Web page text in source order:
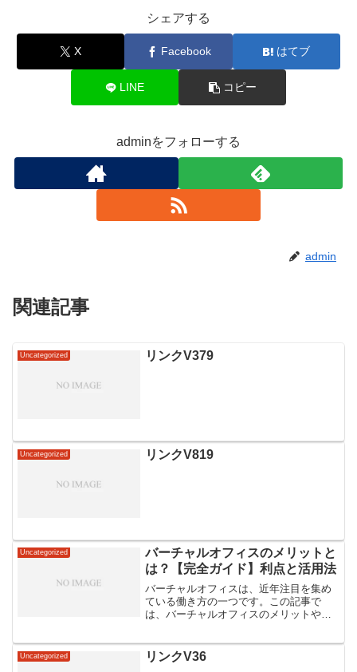
シェアする
X Facebook はてブ
LINE コピー
adminをフォローする
admin
関連記事
Uncategorized リンクV379
Uncategorized リンクV819
Uncategorized
バーチャルオフィスのメリットと
は？【完全ガイド】利点と活用法
バーチャルオフィスは、近年注目を集め
ている働き方の一つです。この記事で
は、バーチャルオフィスのメリットや活
って、バーチャルオフィスは非常に便利
な選択肢となっています。そ...
Uncategorized リンクV36